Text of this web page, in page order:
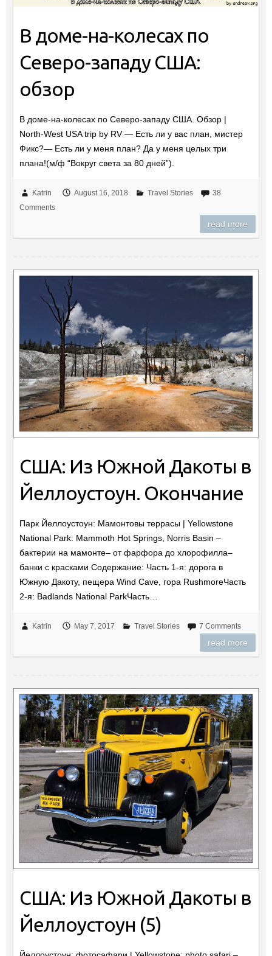
В доме-на-колесах по
Северо-западу США:
обзор
В доме-на-колесах по Северо-западу США. Обзор |
North-West USA trip by RV — Есть ли у вас план, мистер
Фикс?— Есть ли у меня план? Да у меня целых три
плана!(м/ф “Вокруг света за 80 дней”).
Katrin August 16, 2018 Travel Stories
38
Comments
read more
США: Из Южной Дакоты в
Йеллоустоун. Окончание
Парк Йеллоустоун: Мамонтовы террасы | Yellowstone
National Park: Mammoth Hot Springs, Norris Basin –
бактерии на мамонте– от фарфора до хлорофилла–
банки с красками Содержание: Часть 1-я: дорога в
Южную Дакоту, пещера Wind Cave, гора RushmoreЧасть
2-я: Badlands National ParkЧасть…
Katrin May 7, 2017 Travel Stories 7 Comments
read more
США: Из Южной Дакоты в
Йеллоустоун (5)